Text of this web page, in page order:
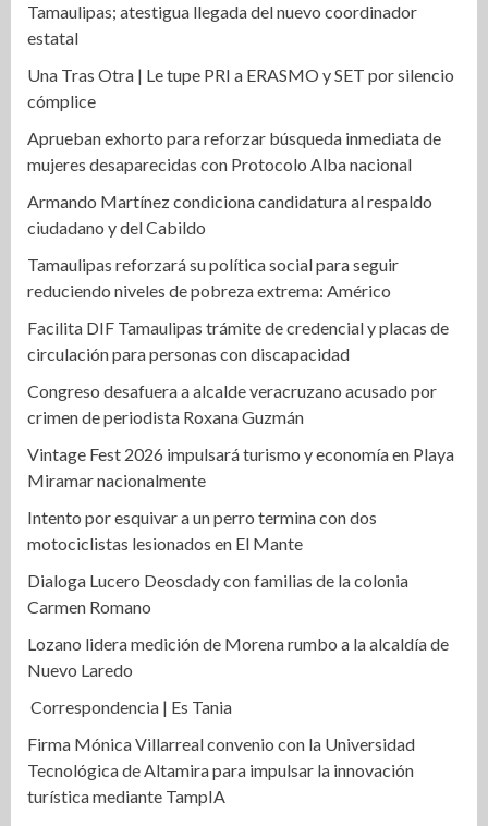
Tamaulipas; atestigua llegada del nuevo coordinador
estatal
Una Tras Otra | Le tupe PRI a ERASMO y SET por silencio
cómplice
Aprueban exhorto para reforzar búsqueda inmediata de
mujeres desaparecidas con Protocolo Alba nacional
Armando Martínez condiciona candidatura al respaldo
ciudadano y del Cabildo
Tamaulipas reforzará su política social para seguir
reduciendo niveles de pobreza extrema: Américo
Facilita DIF Tamaulipas trámite de credencial y placas de
circulación para personas con discapacidad
Congreso desafuera a alcalde veracruzano acusado por
crimen de periodista Roxana Guzmán
Vintage Fest 2026 impulsará turismo y economía en Playa
Miramar nacionalmente
Intento por esquivar a un perro termina con dos
motociclistas lesionados en El Mante
Dialoga Lucero Deosdady con familias de la colonia
Carmen Romano
Lozano lidera medición de Morena rumbo a la alcaldía de
Nuevo Laredo
Correspondencia | Es Tania
Firma Mónica Villarreal convenio con la Universidad
Tecnológica de Altamira para impulsar la innovación
turística mediante TampIA